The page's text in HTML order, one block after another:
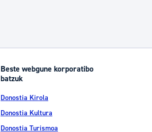
Beste webgune korporatibo
batzuk
Donostia Kirola
Donostia Kultura
Donostia Turismoa